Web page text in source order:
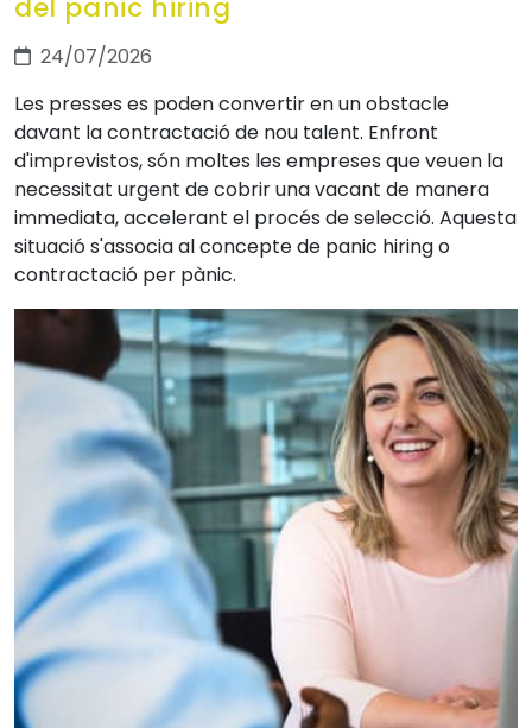
24/07/2026
Les presses es poden convertir en un obstacle
davant la contractació de nou talent. Enfront
d'imprevistos, són moltes les empreses que veuen la
necessitat urgent de cobrir una vacant de manera
immediata, accelerant el procés de selecció. Aquesta
situació s'associa al concepte de panic hiring o
contractació per pànic.